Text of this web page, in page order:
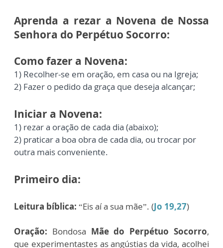
Aprenda a rezar a Novena de Nossa
Senhora do Perpétuo Socorro:
Como fazer a Novena:
1) Recolher-se em oração, em casa ou na Igreja;
2) Fazer o pedido da graça que deseja alcançar;
Iniciar a Novena:
1) rezar a oração de cada dia (abaixo);
2) praticar a boa obra de cada dia, ou trocar por
outra mais conveniente.
Primeiro dia:
Leitura bíblica: “Eis aí a sua mãe”. (Jo 19,27)
Oração: Bondosa Mãe do Perpétuo Socorro,
que experimentastes as angústias da vida, acolhei